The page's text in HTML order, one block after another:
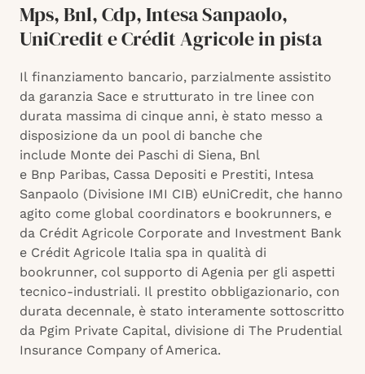
Mps, Bnl, Cdp, Intesa Sanpaolo,
UniCredit e Crédit Agricole in pista
Il finanziamento bancario, parzialmente assistito
da garanzia Sace e strutturato in tre linee con
durata massima di cinque anni, è stato messo a
disposizione da un pool di banche che
include Monte dei Paschi di Siena, Bnl
e Bnp Paribas, Cassa Depositi e Prestiti, Intesa
Sanpaolo (Divisione IMI CIB) eUniCredit, che hanno
agito come global coordinators e bookrunners, e
da Crédit Agricole Corporate and Investment Bank
e Crédit Agricole Italia spa in qualità di
bookrunner, col supporto di Agenia per gli aspetti
tecnico-industriali. Il prestito obbligazionario, con
durata decennale, è stato interamente sottoscritto
da Pgim Private Capital, divisione di The Prudential
Insurance Company of America.